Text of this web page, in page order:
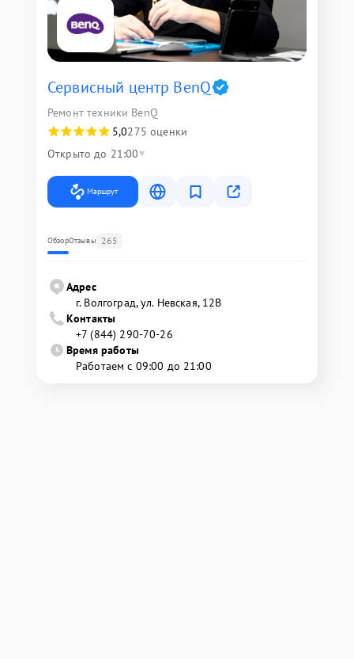
Сервисный центр BenQ
Ремонт техники BenQ
5,0275 оценки
Открыто до 21:00
Маршрут
ОбзорОтзывы 265
Адрес
г. Волгоград, ул. Невская, 12В
Контакты
+7 (844) 290-70-26
Время работы
Работаем с 09:00 до 21:00